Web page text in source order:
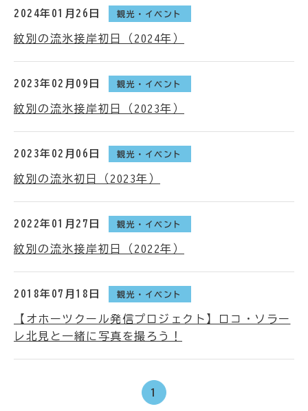
2024年01月26日 観光・イベント
紋別の流氷接岸初日（2024年）
2023年02月09日 観光・イベント
紋別の流氷接岸初日（2023年）
2023年02月06日 観光・イベント
紋別の流氷初日（2023年）
2022年01月27日 観光・イベント
紋別の流氷接岸初日（2022年）
2018年07月18日 観光・イベント
【オホーツクール発信プロジェクト】ロコ・ソラー
レ北見と一緒に写真を撮ろう！
1